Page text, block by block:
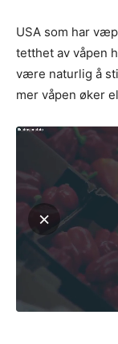
USA som har
tetthet av våpen
være naturlig å
mer våpen øker